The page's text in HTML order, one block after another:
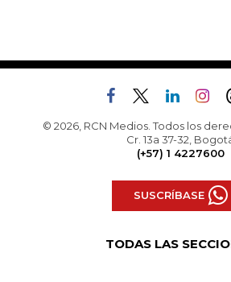
© 2026, RCN Medios. Todos los
Cr. 13a 37-32,
(+57) 1 4227600
SUSCRÍBASE
TODAS LAS